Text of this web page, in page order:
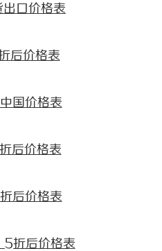
出口价格表
后价格表
国价格表
后价格表
后价格表
折后价格表